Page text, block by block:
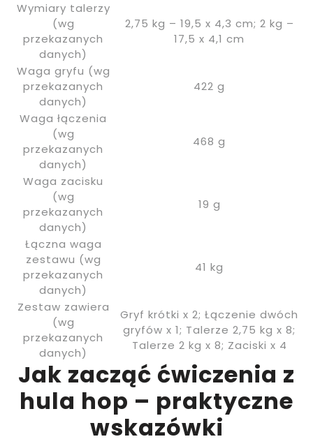
Wymiary talerzy
(wg
przekazanych
danych)
2,75 kg – 19,5 x 4,3 cm; 2 kg –
17,5 x 4,1 cm
Waga gryfu (wg
przekazanych
danych)
422 g
Waga łączenia
(wg
przekazanych
danych)
468 g
Waga zacisku
(wg
przekazanych
danych)
19 g
Łączna waga
zestawu (wg
przekazanych
danych)
41 kg
Zestaw zawiera
(wg
przekazanych
danych)
Gryf krótki x 2; Łączenie dwóch
gryfów x 1; Talerze 2,75 kg x 8;
Talerze 2 kg x 8; Zaciski x 4
Jak zacząć ćwiczenia z
hula hop – praktyczne
wskazówki